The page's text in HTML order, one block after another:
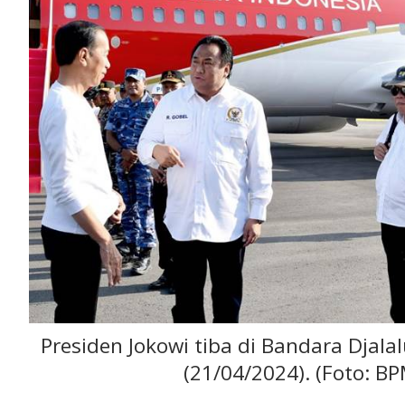
Presiden Jokowi tiba di Bandara
(21/04/2024). (Foto: